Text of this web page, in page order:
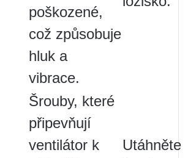
poškozené,
což způsobuje
hluk a
vibrace.
Šrouby, které
připevňují
ventilátor k
Utáhněte